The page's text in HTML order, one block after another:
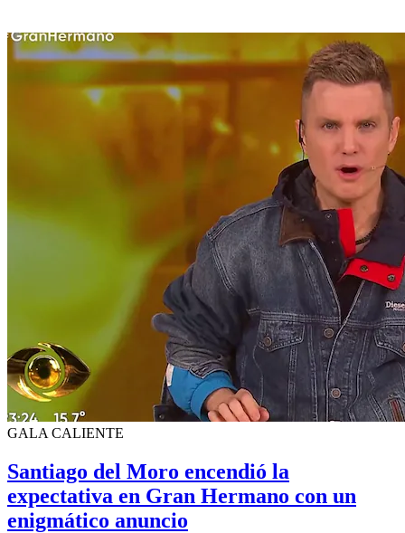
GALA CALIENTE
Santiago del Moro encendió la
expectativa en Gran Hermano con un
enigmático anuncio